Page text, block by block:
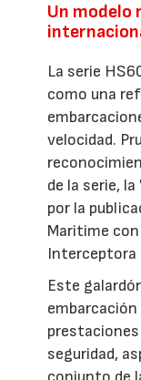
Un modelo
La serie
como una
velocidad.
de la serie,
por la
Maritime
Interceptora
Este
seguridad,